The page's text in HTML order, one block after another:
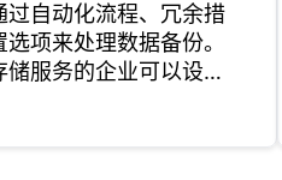
过自动化流程、冗余措
项来处理数据备份。
服务的企业可以设置
确保数据定期保存，